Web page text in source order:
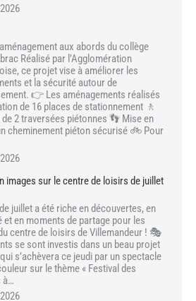
aux abords du collège
Réalisé par l’Agglomération
ce projet vise à améliorer les
et la sécurité autour de
👉 Les aménagements réalisés
de 16 places de stationnement 🚶
2 traversées piétonnes 👣 Mise en
cheminement piéton sécurisé 🚲 Pour
images sur le centre de loisirs de juillet
juillet a été riche en découvertes, en
et en moments de partage pour les
centre de loisirs de Villemandeur ! 🎭
se sont investis dans un beau projet
s’achèvera ce jeudi par un spectacle
sur le thème « Festival des
à…